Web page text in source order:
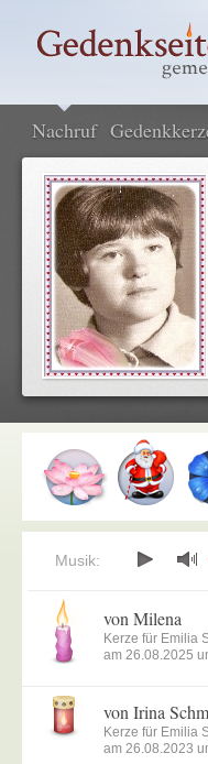
Nachruf
Musik:
von Milena
Kerze für Emilia
am 26.08.2025
von Irina
Kerze für Emilia
am 26.08.2023